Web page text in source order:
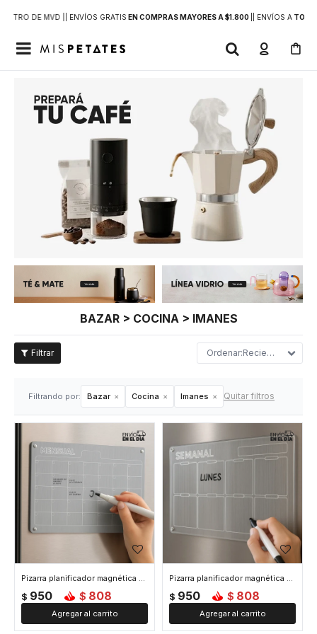
DE MVD | | ENVÍOS GRATIS EN COMPRAS MAYORES A $1.800 | ENVÍOS ATODO

BAZAR > COCINA > IMANES
Recientes
Filtrando por: Bazar Cocina Imanes Quitar filtros
Pizarra planificador magnética acrílica mensual
$ 950 $ 808
Pizarra planificador magnética acrílica semanal
$ 950 $ 808